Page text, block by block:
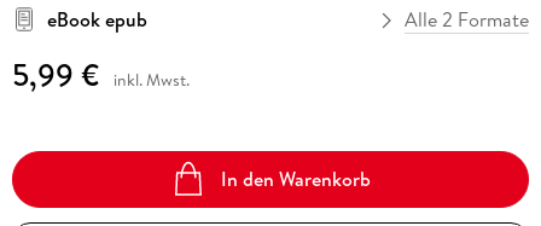
eBook epub
Alle 2 Formate
5,99 € inkl. Mwst.
In den Warenkorb